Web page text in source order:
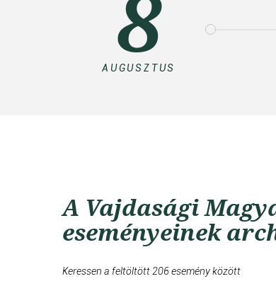
AUGUSZTUS
A Vajdasági
eseményeinek
Keressen a feltöltött 206 esemény között